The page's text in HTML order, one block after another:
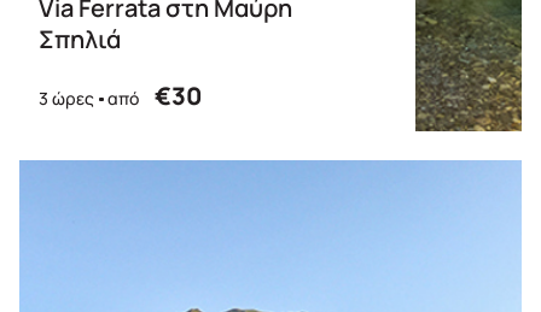
Via Ferrata στη Μαύρη
Σπηλιά
3 ώρες από €30